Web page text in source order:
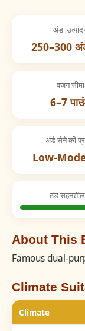
अंडा
250–300
वज़न सीमा
6–7
अंडे सेने की
Low-
ठंड
About This
Famous dual-
Climate
Climate